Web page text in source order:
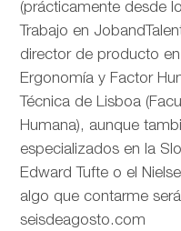
(prácticamente desde
Trabajo en
director de producto
Ergonomía y Factor
Técnica de Lisboa
Humana), aunque
especializados en la
Edward Tufte o el
algo que contarme
seisdeagosto.com